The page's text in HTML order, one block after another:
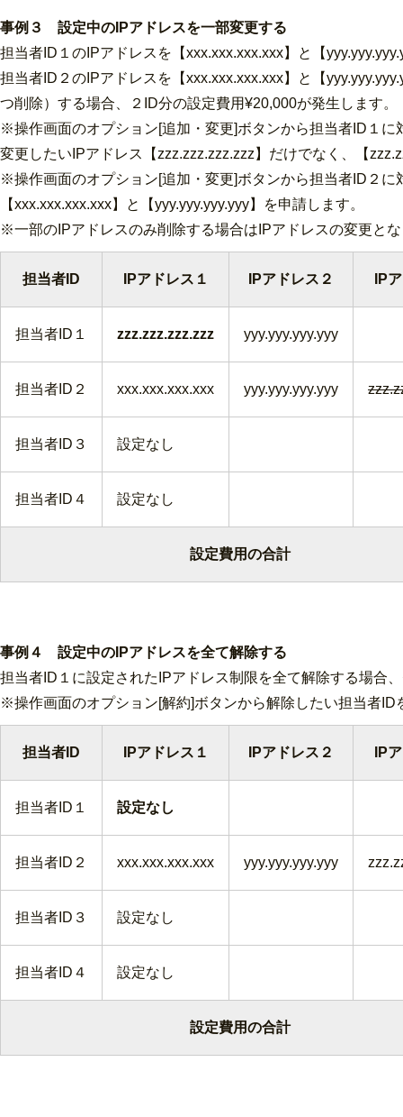
事例３ 設定中のIPアドレスを一部変更する
担当者ID１のIPアドレスを【xxx.xxx.xxx.xxx】と【
担当者ID２のIPアドレスを【xxx.xxx.xxx.xxx】と【
つ削除）する場合、２ID分の設定費用¥20,000が発生します。
※操作画面のオプション[追加・変更]ボタンから担当者ID１に
変更したいIPアドレス【zzz.zzz.zzz.zzz】だけでなく、【
※操作画面のオプション[追加・変更]ボタンから担当者ID２に
【xxx.xxx.xxx.xxx】と【yyy.yyy.yyy.yyy】を申請します。
※一部のIPアドレスのみ削除する場合はIPアドレスの変更と
担当者ID IPアドレス１ IPアドレス２ IP
担当者ID１ zzz.zzz.zzz.zzz yyy.yyy.yyy.yyy
担当者ID２ xxx.xxx.xxx.xxx yyy.yyy.yyy.yyy
担当者ID３ 設定なし
担当者ID４ 設定なし
設定費用の合計
事例４ 設定中のIPアドレスを全て解除する
担当者ID１に設定されたIPアドレス制限を全て解除する場合
※操作画面のオプション[解約]ボタンから解除したい担当者ID
担当者ID IPアドレス１ IPアドレス２ IP
担当者ID１ 設定なし
担当者ID２ xxx.xxx.xxx.xxx yyy.yyy.yyy.yyy
担当者ID３ 設定なし
担当者ID４ 設定なし
設定費用の合計